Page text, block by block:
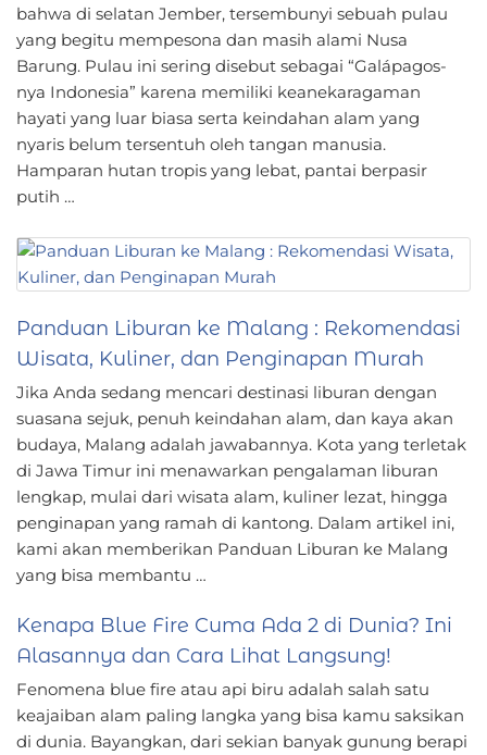
bahwa di selatan Jember, tersembunyi sebuah pulau
yang begitu mempesona dan masih alami Nusa
Barung. Pulau ini sering disebut sebagai “Galápagos-
nya Indonesia” karena memiliki keanekaragaman
hayati yang luar biasa serta keindahan alam yang
nyaris belum tersentuh oleh tangan manusia.
Hamparan hutan tropis yang lebat, pantai berpasir
putih …
Panduan Liburan ke Malang : Rekomendasi
Wisata, Kuliner, dan Penginapan Murah
Jika Anda sedang mencari destinasi liburan dengan
suasana sejuk, penuh keindahan alam, dan kaya akan
budaya, Malang adalah jawabannya. Kota yang terletak
di Jawa Timur ini menawarkan pengalaman liburan
lengkap, mulai dari wisata alam, kuliner lezat, hingga
penginapan yang ramah di kantong. Dalam artikel ini,
kami akan memberikan Panduan Liburan ke Malang
yang bisa membantu …
Kenapa Blue Fire Cuma Ada 2 di Dunia? Ini
Alasannya dan Cara Lihat Langsung!
Fenomena blue fire atau api biru adalah salah satu
keajaiban alam paling langka yang bisa kamu saksikan
di dunia. Bayangkan, dari sekian banyak gunung berapi